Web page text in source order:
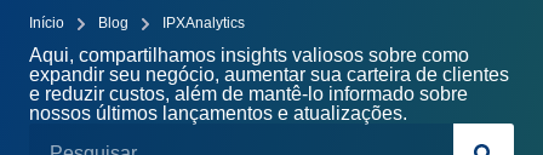
Início Blog IPXAnalytics
Aqui, compartilhamos insights valiosos sobre como
expandir seu negócio, aumentar sua carteira de clientes
e reduzir custos, além de mantê-lo informado sobre
nossos últimos lançamentos e atualizações.